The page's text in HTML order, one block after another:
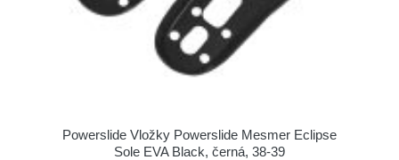
Powerslide Vložky Powerslide Mesmer Eclipse
Sole EVA Black, černá, 38-39